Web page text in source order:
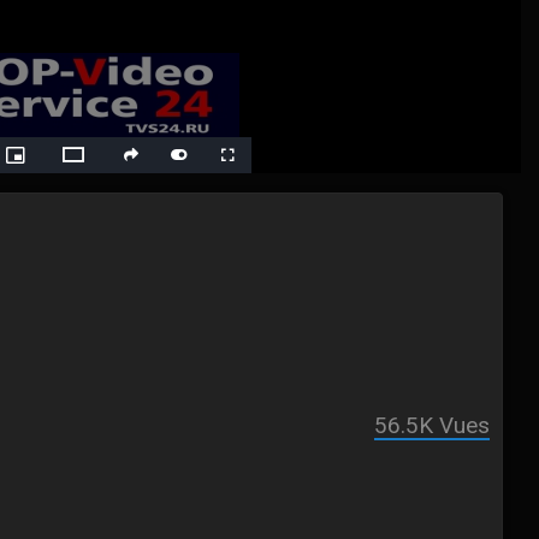
Picture-
in-
Switch
to
Fullscreen
56.5KVues